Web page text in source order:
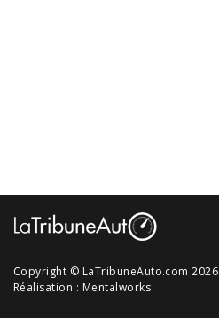
Copyright © LaTribuneAuto.com 2026
Réalisation : Mentalworks